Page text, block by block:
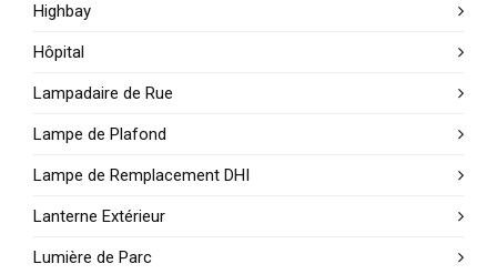
Highbay
Hôpital
Lampadaire de Rue
Lampe de Plafond
Lampe de Remplacement DHI
Lanterne Extérieur
Lumière de Parc